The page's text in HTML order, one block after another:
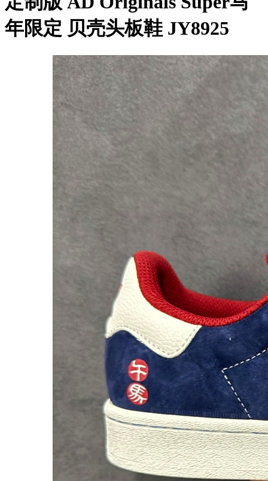
年限定 贝壳头板鞋 JY8925